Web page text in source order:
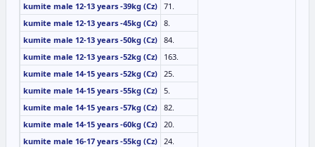
kumite male 12-13 years -39kg (Cz) 71.
kumite male 12-13 years -45kg (Cz) 8.
kumite male 12-13 years -50kg (Cz) 84.
kumite male 12-13 years -52kg (Cz)
163.
kumite male 14-15 years -52kg (Cz) 25.
kumite male 14-15 years -55kg (Cz) 5.
kumite male 14-15 years -57kg (Cz) 82.
kumite male 14-15 years -60kg (Cz) 20.
kumite male 16-17 years -55kg (Cz) 24.